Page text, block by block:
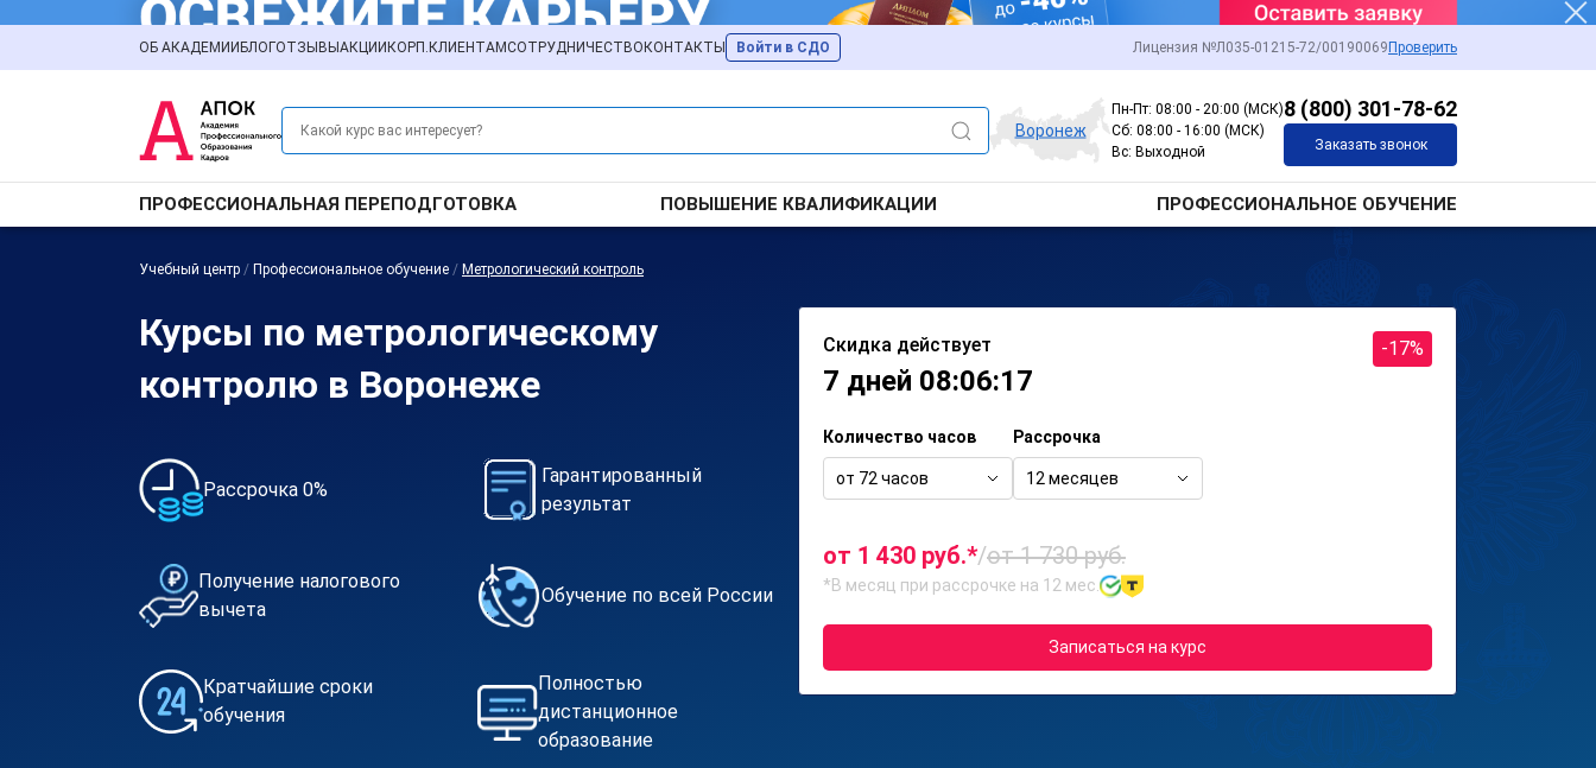
ОБ АКАДЕМИИ БЛОГОТЗЫВЫ АКЦИИ КОРП.КЛИЕНТАМСОТРУДНИЧЕСТВО КОНТАКТЫ Войти в СДО Лицензия №Л035-01215-72/00190069 Проверить
Воронеж
Пн-Пт: 08:00 - 20:00 (МСК)
Сб: 08:00 - 16:00 (МСК)
Вс: Выходной
8 (800) 301-78-62
Заказать звонок
ПРОФЕССИОНАЛЬНАЯ ПЕРЕПОДГОТОВКА ПОВЫШЕНИЕ КВАЛИФИКАЦИИ ПРОФЕССИОНАЛЬНОЕ ОБУЧЕНИЕ
Учебный центр / Профессиональное обучение / Метрологический контроль
Курсы по метрологическому
контролю в Воронеже
Рассрочка 0%
Гарантированный
результат
Получение налогового
вычета
Обучение по всей России
Кратчайшие сроки
обучения
Полностью
дистанционное
образование
Скидка действует
7 дней 08:06:17
-17%
Количество часов
от 72 часов
Рассрочка
12 месяцев
от 1 430 руб.*/от 1 730 руб.
*В месяц при рассрочке на 12 мес.
Записаться на курс